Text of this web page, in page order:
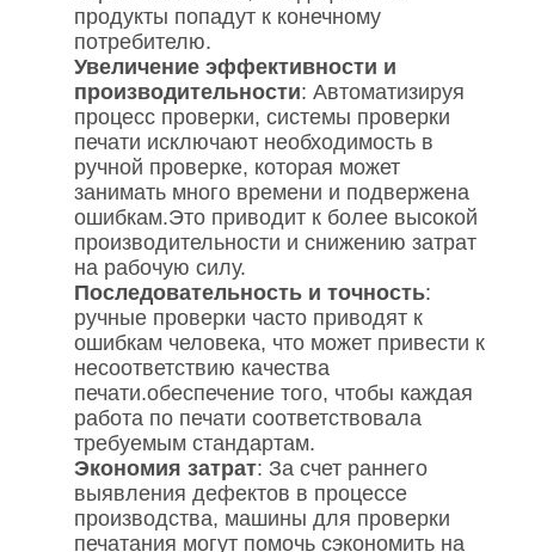
продукты попадут к конечному
потребителю.
Увеличение эффективности и
производительности: Автоматизируя
процесс проверки, системы проверки
печати исключают необходимость в
ручной проверке, которая может
занимать много времени и подвержена
ошибкам.Это приводит к более высокой
производительности и снижению затрат
на рабочую силу.
Последовательность и точность:
ручные проверки часто приводят к
ошибкам человека, что может привести к
несоответствию качества
печати.обеспечение того, чтобы каждая
работа по печати соответствовала
требуемым стандартам.
Экономия затрат: За счет раннего
выявления дефектов в процессе
производства, машины для проверки
печатания могут помочь сэкономить на